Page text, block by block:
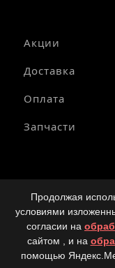
Акции
Доставка
Оплата
Запчасти
Вся
технических
Продолжая
условиями
согласии на
сайтом , и на
помощью